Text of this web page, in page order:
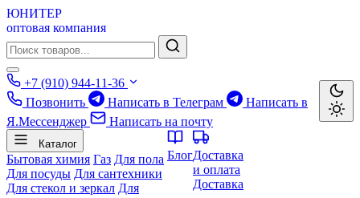
ЮНИТЕР
оптовая компания
+7 (910) 944-11-36
Позвонить
Написать в Телеграм
Написать в
Я.Мессенджер
Написать на почту
Каталог
Бытовая химия Газ Для пола
Для посуды Для сантехники
Для стекол и зеркал Для
БлогДоставка
и оплата
Доставка